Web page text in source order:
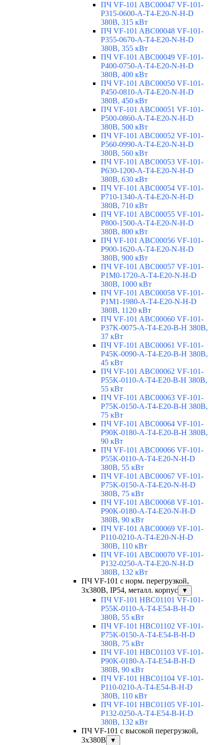
ПЧ VF-101 ABC00047 VF-101-
P315-0600-A-T4-E20-N-H-D
380В, 315 кВт
ПЧ VF-101 ABC00048 VF-101-
P355-0670-A-T4-E20-N-H-D
380В, 355 кВт
ПЧ VF-101 ABC00049 VF-101-
P400-0750-A-T4-E20-N-H-D
380В, 400 кВт
ПЧ VF-101 ABC00050 VF-101-
P450-0810-A-T4-E20-N-H-D
380В, 450 кВт
ПЧ VF-101 ABC00051 VF-101-
P500-0860-A-T4-E20-N-H-D
380В, 500 кВт
ПЧ VF-101 ABC00052 VF-101-
P560-0990-A-T4-E20-N-H-D
380В, 560 кВт
ПЧ VF-101 ABC00053 VF-101-
P630-1200-A-T4-E20-N-H-D
380В, 630 кВт
ПЧ VF-101 ABC00054 VF-101-
P710-1340-A-T4-E20-N-H-D
380В, 710 кВт
ПЧ VF-101 ABC00055 VF-101-
P800-1500-A-T4-E20-N-H-D
380В, 800 кВт
ПЧ VF-101 ABC00056 VF-101-
P900-1620-A-T4-E20-N-H-D
380В, 900 кВт
ПЧ VF-101 ABC00057 VF-101-
P1M0-1720-A-T4-E20-N-H-D
380В, 1000 кВт
ПЧ VF-101 ABC00058 VF-101-
P1M1-1980-A-T4-E20-N-H-D
380В, 1120 кВт
ПЧ VF-101 ABC00060 VF-101-
P37K-0075-A-T4-E20-B-H 380В,
37 кВт
ПЧ VF-101 ABC00061 VF-101-
P45K-0090-A-T4-E20-B-H 380В,
45 кВт
ПЧ VF-101 ABC00062 VF-101-
P55K-0110-A-T4-E20-B-H 380В,
55 кВт
ПЧ VF-101 ABC00063 VF-101-
P75K-0150-A-T4-E20-B-H 380В,
75 кВт
ПЧ VF-101 ABC00064 VF-101-
P90K-0180-A-T4-E20-B-H 380В,
90 кВт
ПЧ VF-101 ABC00066 VF-101-
P55K-0110-A-T4-E20-N-H-D
380В, 55 кВт
ПЧ VF-101 ABC00067 VF-101-
P75K-0150-A-T4-E20-N-H-D
380В, 75 кВт
ПЧ VF-101 ABC00068 VF-101-
P90K-0180-A-T4-E20-N-H-D
380В, 90 кВт
ПЧ VF-101 ABC00069 VF-101-
P110-0210-A-T4-E20-N-H-D
380В, 110 кВт
ПЧ VF-101 ABC00070 VF-101-
P132-0250-A-T4-E20-N-H-D
380В, 132 кВт
ПЧ VF-101 с норм. перегрузкой,
3х380В, IP54, металл. корпус
▼
ПЧ VF-101 HBC01101 VF-101-
P55K-0110-A-T4-E54-B-H-D
380В, 55 кВт
ПЧ VF-101 HBC01102 VF-101-
P75K-0150-A-T4-E54-B-H-D
380В, 75 кВт
ПЧ VF-101 HBC01103 VF-101-
P90K-0180-A-T4-E54-B-H-D
380В, 90 кВт
ПЧ VF-101 HBC01104 VF-101-
P110-0210-A-T4-E54-B-H-D
380В, 110 кВт
ПЧ VF-101 HBC01105 VF-101-
P132-0250-A-T4-E54-B-H-D
380В, 132 кВт
ПЧ VF-101 с высокой перегрузкой,
3x380В
▼